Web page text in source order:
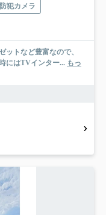
防犯カメラ
ットなど豊富なので、
にはTVインター... もっ